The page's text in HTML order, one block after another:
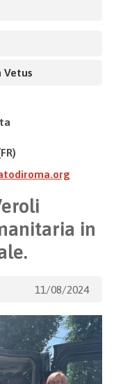
Vetus
in
11/08/2024